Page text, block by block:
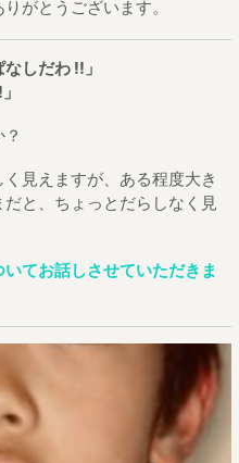
がとうございます。
しだわ !!」
見えますが、ある程度大き
と、ちょっとだらしなく見
てお話しさせていただきま